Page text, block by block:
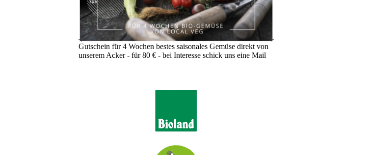
Gutschein für 4 Wochen bestes saisonales Gemüse direkt von
unserem Acker - für 80 € - bei Interesse schick uns eine Mail